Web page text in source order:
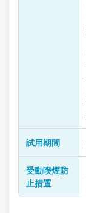
試用期間
受動喫煙防
止措置